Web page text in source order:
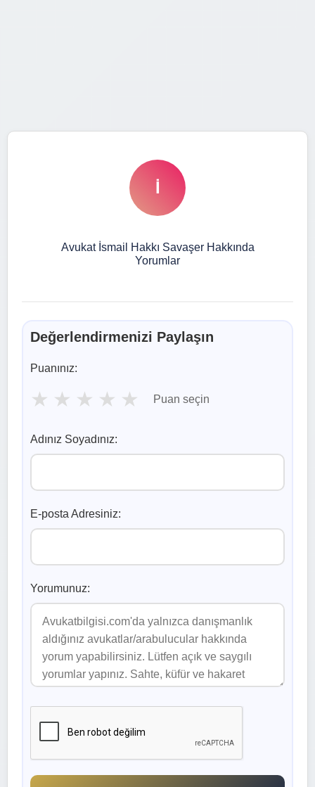
İ
Avukat İsmail Hakkı Savaşer Hakkında
Yorumlar
Değerlendirmenizi Paylaşın
Puanınız:
★ ★ ★ ★ ★ Puan seçin
Adınız Soyadınız:
E-posta Adresiniz:
Yorumunuz: